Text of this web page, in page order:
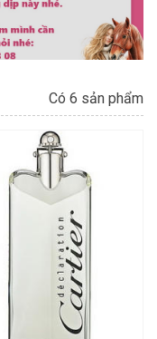
Có 6 sản phẩm